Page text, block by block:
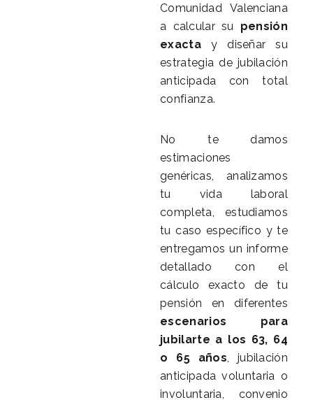
Comunidad Valenciana
a calcular su pensión
exactay diseñar su
estrategia de jubilación
anticipada con total
confianza.
No te damos
estimaciones
genéricas, analizamos
tu vida laboral
completa, estudiamos
tu caso específico y te
entregamos un informe
detallado con el
cálculo exacto de tu
pensión en diferentes
escenarios para
jubilarte a los 63, 64
o 65 años, jubilación
anticipada voluntaria o
involuntaria, convenio